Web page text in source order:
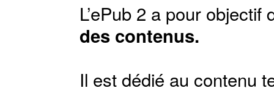
L’ePub 2 a pour
des contenus.
Il est dédié au contenu